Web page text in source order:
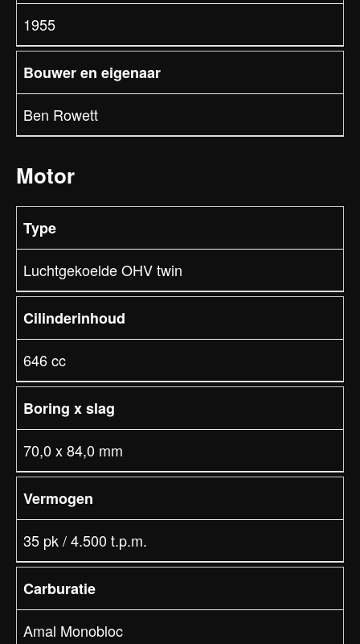
1955
Bouwer en eigenaar
Ben Rowett
Motor
Type
Luchtgekoelde OHV twin
Cilinderinhoud
646 cc
Boring x slag
70,0 x 84,0 mm
Vermogen
35 pk / 4.500 t.p.m.
Carburatie
Amal Monobloc